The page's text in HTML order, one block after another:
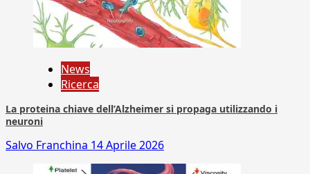
News
Ricerca
La proteina chiave dell’Alzheimer si propaga utilizzando i
neuroni
Salvo Franchina 14 Aprile 2026